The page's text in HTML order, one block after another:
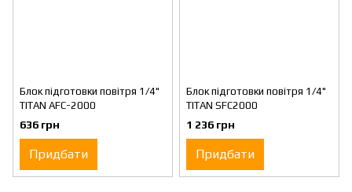
Блок підготовки повітря 1/4"
TITAN AFC-2000
636 грн
Придбати
Блок підготовки повітря 1/4"
TITAN SFC2000
1 236 грн
Придбати